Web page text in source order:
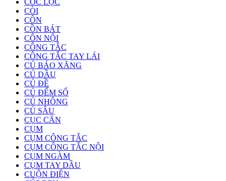
CỐC LỌC
CÒI
CÔN
CỒN BÁT
CÔN NỘI
CÔNG TẮC
CÔNG TẮC TAY LÁI
CỦ BÁO XĂNG
CỦ DẦU
CỦ ĐỀ
CỦ ĐẾM SỐ
CỦ NHÔNG
CỦ SÂU
CỤC CĂN
CỤM
CỤM CÔNG TẮC
CỤM CÔNG TẮC NỘI
CỤM NGÀM
CỤM TAY DẦU
CUỘN ĐIỆN